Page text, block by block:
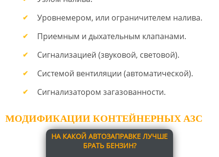
Уровнемером, или ограничителем налива.
Приемным и дыхательным клапанами.
Сигнализацией (звуковой, световой).
Системой вентиляции (автоматической).
Сигнализатором загазованности.
МОДИФИКАЦИИ КОНТЕЙНЕРНЫХ АЗС
НА КАКОЙ АВТОЗАПРАВКЕ ЛУЧШЕ
БРАТЬ БЕНЗИН?